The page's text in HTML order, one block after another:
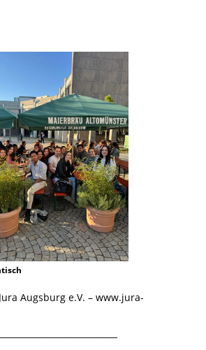
Augsburg e.V. – www.jura-